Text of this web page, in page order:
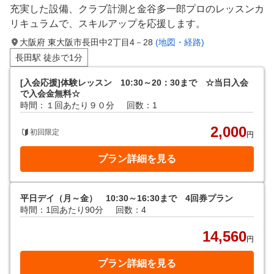
充実した設備、クラブ計測と金谷多一郎プロのレッスンカ
リキュラムで、スキルアップを応援します。
大阪府 東大阪市長田中2丁目4－28 (地図・経路)
長田駅 徒歩で1分
[入会応援]体験レッスン 10:30～20：30まで ☆当日入会
で入会金無料☆
時間：１回あたり９０分
回数：1
初回限定 2,000円
プラン詳細を見る
平日デイ（月～金） 10:30～16:30まで 4回券プラン
時間：1回あたり90分
回数：4
14,560円
プラン詳細を見る